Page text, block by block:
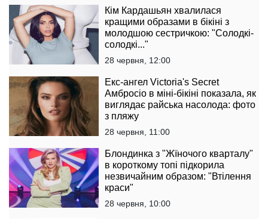
Кім Кардашьян хвалилася
кращими образами в бікіні з
молодшою сестричкою: "Солодкі-
солодкі..."
28 червня, 12:00
Екс-ангел Victoria's Secret
Амбросіо в міні-бікіні показала, як
виглядає райська насолода: фото
з пляжу
28 червня, 11:00
Блондинка з "Жїночого кварталу"
в короткому топі підкорила
незвичайним образом: "Втілення
краси"
28 червня, 10:00